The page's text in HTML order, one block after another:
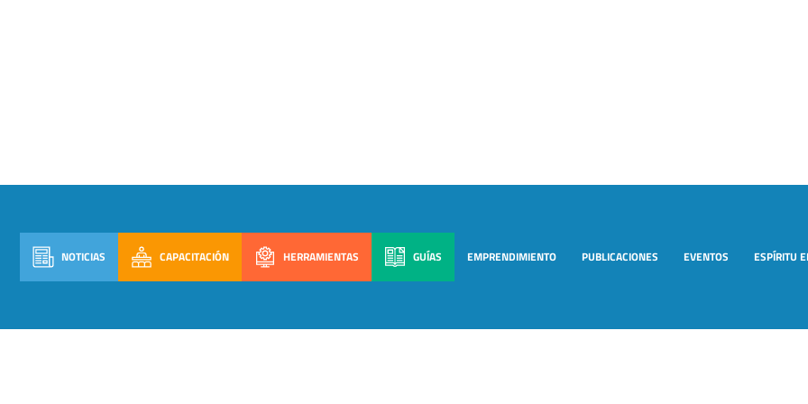
NOTICIAS CAPACITACIÓN HERRAMIENTAS GUÍAS EMPRENDIMIENTO PUBLICACIONES EVENTOS ESPÍRITU